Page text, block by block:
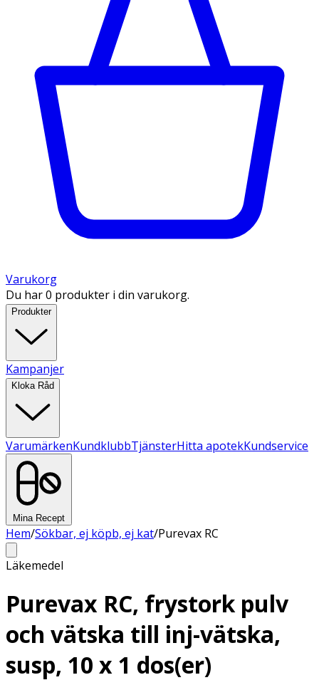
Varukorg
Du har 0 produkter i din varukorg.
Produkter
Kampanjer
Kloka Råd
VarumärkenKundklubbTjänsterHitta apotekKundservice
Mina Recept
Hem/Sökbar, ej köpb, ej kat/Purevax RC
Läkemedel
Purevax RC, frystork pulv
och vätska till inj-vätska,
susp, 10 x 1 dos(er)